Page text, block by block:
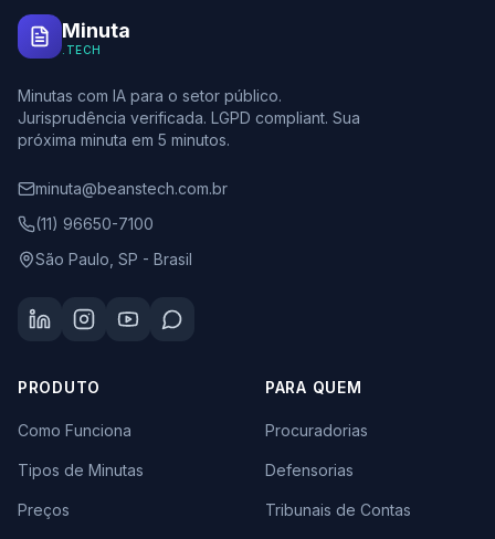
Minuta
.TECH
Minutas com IA para o setor público.
Jurisprudência verificada. LGPD compliant. Sua
próxima minuta em 5 minutos.
minuta@beanstech.com.br
(11) 96650-7100
São Paulo, SP - Brasil
PRODUTO
Como Funciona
Tipos de Minutas
Preços
PARA QUEM
Procuradorias
Defensorias
Tribunais de Contas